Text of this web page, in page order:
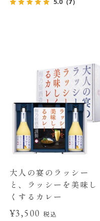
（7）
大人の宴のラッシー
と、ラッシーを美味し
くするカレー
¥3,500税込